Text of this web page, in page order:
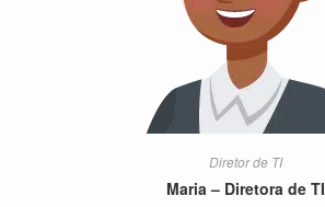
Diretor de TI
Maria – Diretora de TI